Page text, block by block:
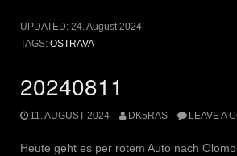
UPDATED: 24. August 2024
TAGS: OSTRAVA
20240811
11. AUGUST 2024 DK5RAS LEAVE A
Heute geht es per rotem Auto nach